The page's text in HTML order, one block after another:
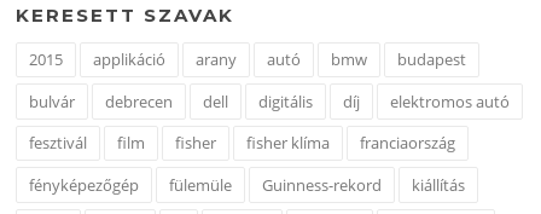
KERESETT SZAVAK
2015 applikáció arany autó bmw
budapest
bulvár
debrecen dell digitális díj
elektromos autó
fesztivál
film fisher fisher klíma
franciaország
fényképezőgép
fülemüle Guinness-rekord
kiállítás